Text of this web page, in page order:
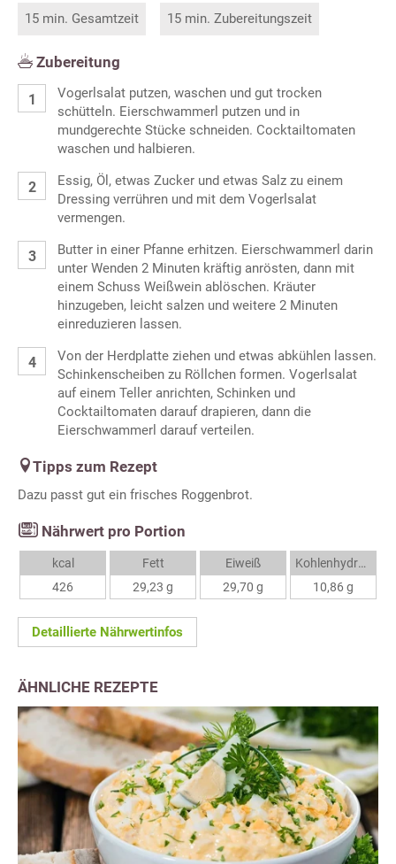
15 min. Gesamtzeit 15 min. Zubereitungszeit
Zubereitung
Vogerlsalat putzen, waschen und gut trocken
schütteln. Eierschwammerl putzen und in
mundgerechte Stücke schneiden. Cocktailtomaten
waschen und halbieren.
Essig, Öl, etwas Zucker und etwas Salz zu einem
Dressing verrühren und mit dem Vogerlsalat
vermengen.
Butter in einer Pfanne erhitzen. Eierschwammerl darin
unter Wenden 2 Minuten kräftig anrösten, dann mit
einem Schuss Weißwein ablöschen. Kräuter
hinzugeben, leicht salzen und weitere 2 Minuten
einreduzieren lassen.
Von der Herdplatte ziehen und etwas abkühlen lassen.
Schinkenscheiben zu Röllchen formen. Vogerlsalat
auf einem Teller anrichten, Schinken und
Cocktailtomaten darauf drapieren, dann die
Eierschwammerl darauf verteilen.
Tipps zum Rezept
Dazu passt gut ein frisches Roggenbrot.
Nährwert pro Portion
kcal
426
Fett
29,23 g
Eiweiß
29,70 g
Kohlenhydrate
10,86 g
Detaillierte Nährwertinfos
ÄHNLICHE REZEPTE